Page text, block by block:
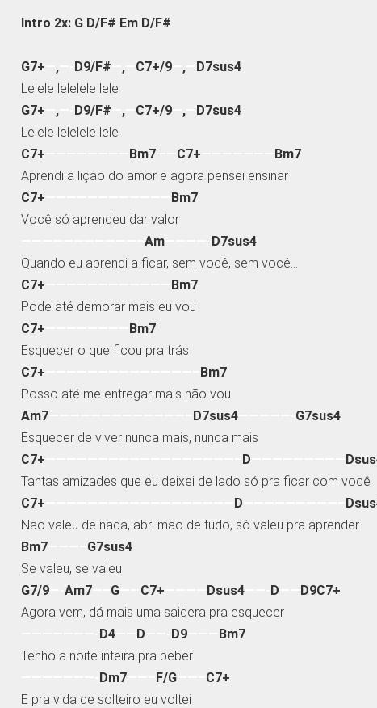
Intro 2x: G D/F# Em D/F#
G7+ , D9/F# , C7+/9 ,
D7sus4
Lelele lelelele lele
G7+
, D9/F# , C7+/9 ,
D7sus4
Lelele lelelele lele
C7+
Bm7 C7+
Bm7
Aprendi a lição do amor e agora pensei ensinar
C7+
Bm7
Você só aprendeu dar valor
———————————–Am
D7sus4
Quando eu aprendi a ficar, sem você, sem você…
C7+
Bm7
Pode até demorar mais eu vou
C7+
Bm7
Esquecer o que ficou pra trás
C7+
Bm7
Posso até me entregar mais não vou
Am7
D7sus4
G7sus4
Esquecer de viver nunca mais, nunca mais
C7+
D
Tantas amizades que eu deixei de lado só pra ficar com você
C7+
D
Não valeu de nada, abri mão de tudo, só valeu pra aprender
Bm7
G7sus4
Se valeu, se valeu
G7/9 —-Am7 G C7+ Dsus4 D
D9C7+
Agora vem, dá mais uma saidera pra esquecer
D4 D D9
Bm7
Tenho a noite inteira pra beber
Dm7 F/G
C7+
E pra vida de solteiro eu voltei